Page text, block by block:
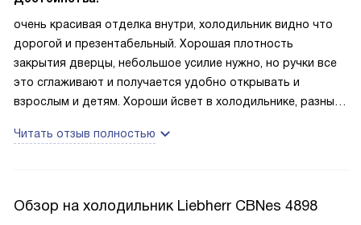
очень красивая отделка внутри, холодильник видно что
дорогой и презентабельный. Хорошая плотность
закрытия дверцы, небольшое усилие нужно, но ручки все
это сглаживают и получается удобно открывать и
взрослым и детям. Хороши йсвет в холодильнике, разные
Читать отзыв полностью
Обзор на холодильник Liebherr CBNes 4898